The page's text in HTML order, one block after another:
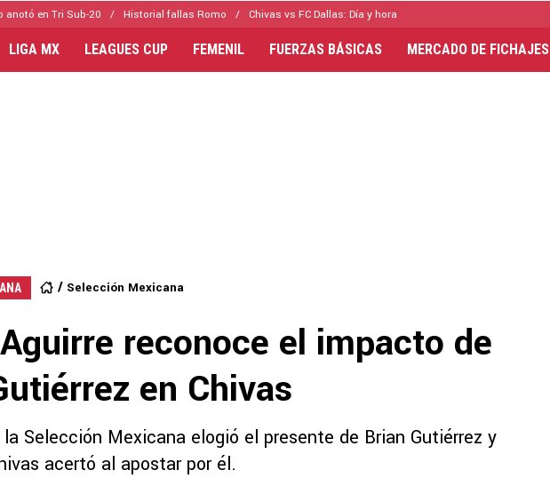
anotó en Tri Sub-20 Historial fallas Romo Chivas vs FC Dallas: Día y hora
LIGA MX LEAGUES CUP FEMENIL FUERZAS BÁSICAS MERCADO DE FICHAJES
Selección Mexicana
reconoce el impacto de
en Chivas
Selección Mexicana elogió el presente de Brian Gutiérrez y
acertó al apostar por él.